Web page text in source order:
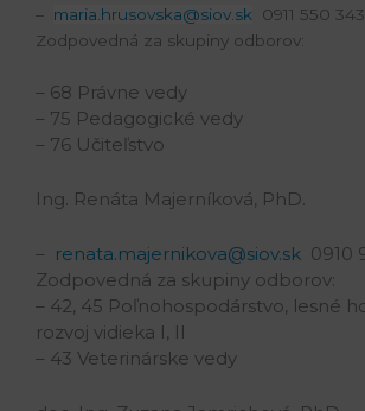
– maria.hrusovska@siov.sk 0911 550 343
Zodpovedná za skupiny odborov:
– 68 Právne vedy
– 75 Pedagogické vedy
– 76 Učiteľstvo
Ing. Renáta Majerníková, PhD.
– renata.majernikova@siov.sk 0910
Zodpovedná za skupiny odborov:
– 42, 45 Poľnohospodárstvo, lesné
rozvoj vidieka I, II
– 43 Veterinárske vedy